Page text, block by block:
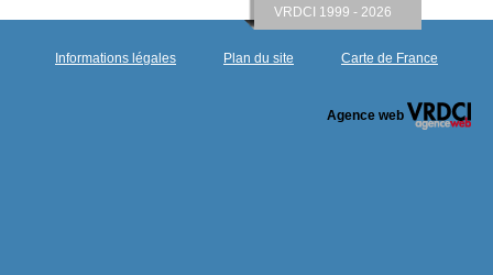
VRDCI 1999 - 2026
Informations légales Plan du site Carte de France
Agence web